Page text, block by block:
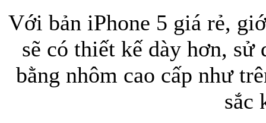
Bao da Samsung
Với bản iPhone 5 giá rẻ,
sẽ có thiết kế dày hơn,
bằng nhôm cao cấp như
sắc